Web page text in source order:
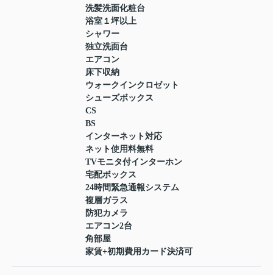
洗髪洗面化粧台
浴室１坪以上
シャワー
独立洗面台
エアコン
床下収納
ウォークインクロゼット
シューズボックス
CS
BS
インターネット対応
ネット使用料無料
TVモニタ付インターホン
宅配ボックス
24時間緊急通報システム
複層ガラス
防犯カメラ
エアコン2台
角部屋
家賃+初期費用カード決済可